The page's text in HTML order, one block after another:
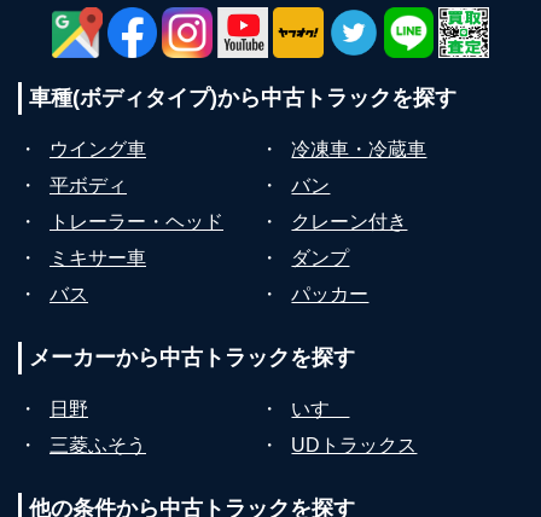
車種(ボディタイプ)から中古トラックを探す
・ ウイング車 ・
冷凍車・冷蔵車
・
平ボディ ・
バン
・
トレーラー・ヘッド ・
クレーン付き
・
ミキサー車 ・
ダンプ
・
バス ・ パッカー
メーカーから中古トラックを探す
・ 日野 ・
いすゞ
・
三菱ふそう ・ UDトラックス
他の条件から中古トラックを探す